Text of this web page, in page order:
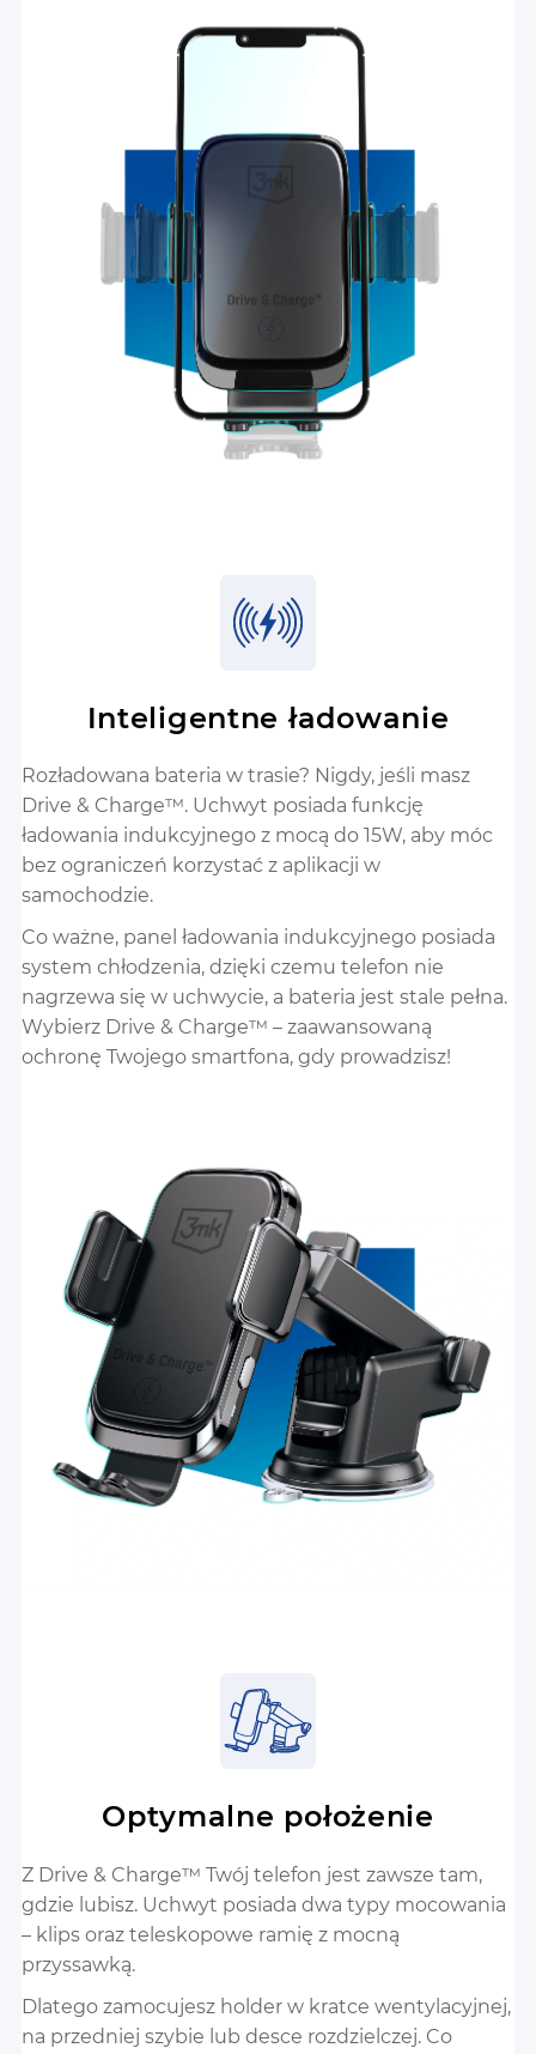
Inteligentne ładowanie
Rozładowana bateria w trasie? Nigdy, jeśli masz
Drive & Charge™. Uchwyt posiada funkcję
ładowania indukcyjnego z mocą do 15W, aby móc
bez ograniczeń korzystać z aplikacji w
samochodzie.
Co ważne, panel ładowania indukcyjnego posiada
system chłodzenia, dzięki czemu telefon nie
nagrzewa się w uchwycie, a bateria jest stale pełna.
Wybierz Drive & Charge™ – zaawansowaną
ochronę Twojego smartfona, gdy prowadzisz!
Optymalne położenie
Z Drive & Charge™ Twój telefon jest zawsze tam,
gdzie lubisz. Uchwyt posiada dwa typy mocowania
– klips oraz teleskopowe ramię z mocną
przyssawką.
Dlatego zamocujesz holder w kratce wentylacyjnej,
na przedniej szybie lub desce rozdzielczej. Co